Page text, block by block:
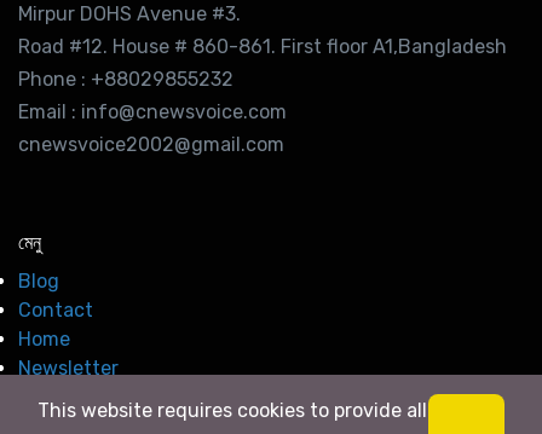
Mirpur DOHS Avenue #3.
Road #12. House # 860-861. First floor A1,Bangladesh
Phone : +88029855232
Email : info@cnewsvoice.com
cnewsvoice2002@gmail.com
মেনু
Blog
Contact
Home
Newsletter
This website requires cookies to provide all